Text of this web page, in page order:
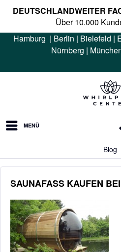
DEUTSCHLANDWEITER
Über 10.000
Hamburg | Berlin | Bielefeld |
Nürnberg |
MENÜ
Blog
SAUNAFASS KAUFEN